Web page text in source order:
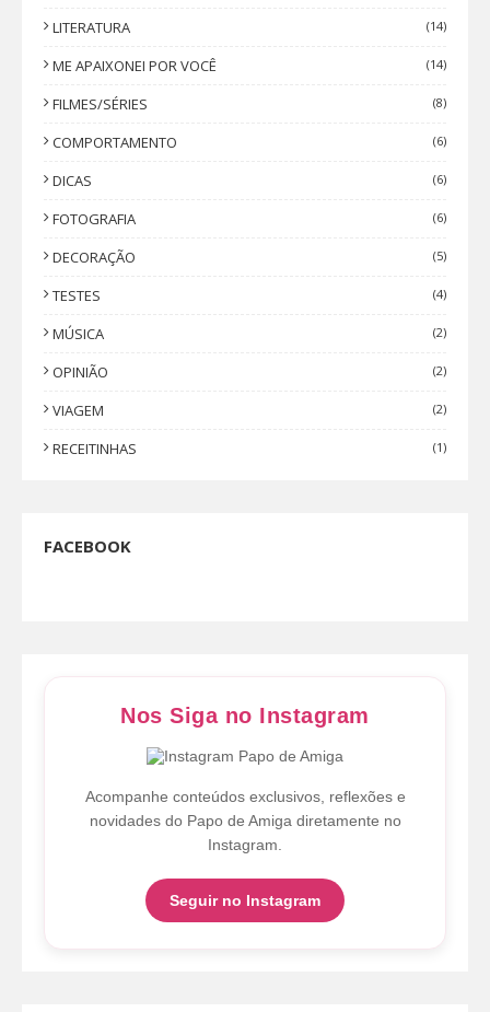
LITERATURA (14)
ME APAIXONEI POR VOCÊ (14)
FILMES/SÉRIES (8)
COMPORTAMENTO (6)
DICAS (6)
FOTOGRAFIA (6)
DECORAÇÃO (5)
TESTES (4)
MÚSICA (2)
OPINIÃO (2)
VIAGEM (2)
RECEITINHAS (1)
FACEBOOK
Nos Siga no Instagram
Acompanhe conteúdos exclusivos, reflexões e
novidades do Papo de Amiga diretamente no
Instagram.
Seguir no Instagram